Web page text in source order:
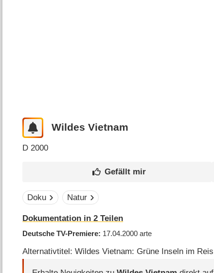
Wildes Vietnam
D 2000
Doku Natur
Dokumentation in 2 Teilen
Deutsche TV-Premiere 17.04.2000arte
Alternativtitel: Wildes Vietnam: Grüne Inseln im Reis